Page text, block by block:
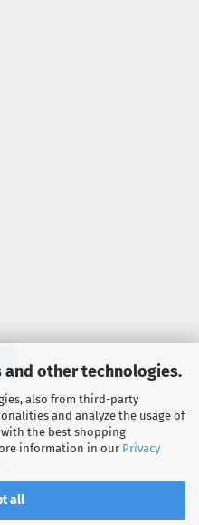
and other technologies.
also from third-party
and analyze the usage of
the best shopping
information in our Privacy
all